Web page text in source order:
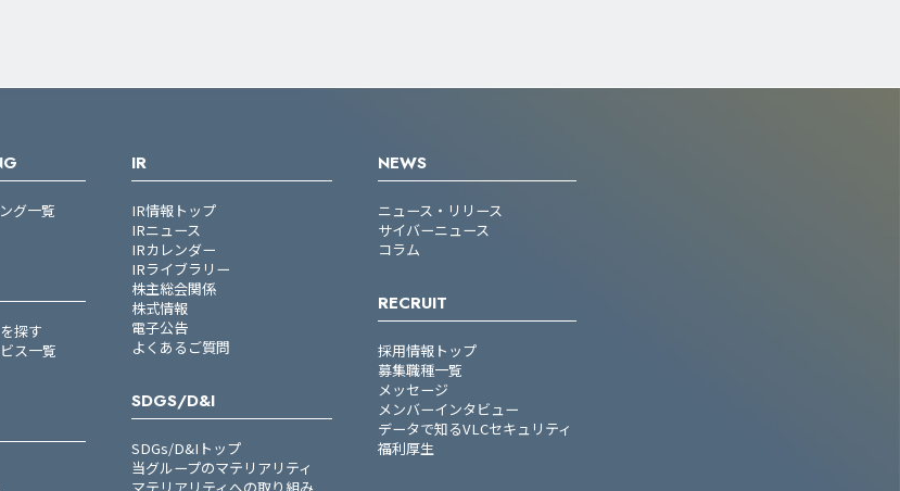
グ一覧
探す
ス一覧
IR
IR情報トップ
IRニュース
IRカレンダー
IRライブラリー
株主総会関係
株式情報
電子公告
よくあるご質問
SDGS/D&I
SDGs/D&Iトップ
当グループのマテリアリティ
NEWS
ニュース・リリース
サイバーニュース
コラム
RECRUIT
採用情報トップ
募集職種一覧
メッセージ
メンバーインタビュー
データで知るVLCセキュリティ
福利厚生